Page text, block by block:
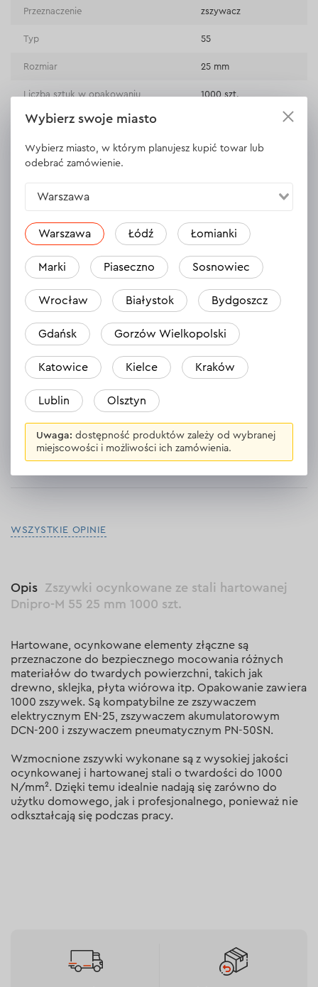
Przeznaczenie zszywacz
Typ 55
Rozmiar 25 mm
Liczba sztuk w opakowaniu 1000 szt.
Materiał
Twardość
WYŚWIETL DANE TECHNICZNE
Opinie 1
Doskonała obsługa, profesjonalne doradztwo i skutecznie
udanym zakupem!!!
Odpowiedź 1 odpowiedź
WSZYSTKIE OPINIE
Opis
Zszywki ocynkowane ze stali hartowanej
Dnipro-M 55 25 mm 1000 szt.
Hartowane, ocynkowane elementy złączne są
przeznaczone do bezpiecznego mocowania różnych
materiałów do twardych powierzchni, takich jak
drewno, sklejka, płyta wiórowa itp. Opakowanie zawiera
1000 zszywek. Są kompatybilne ze zszywaczem
elektrycznym EN-25, zszywaczem akumulatorowym
DCN-200 i zszywaczem pneumatycznym PN-50SN.
Wzmocnione zszywki wykonane są z wysokiej jakości
ocynkowanej i hartowanej stali o twardości do 1000
N/mm². Dzięki temu idealnie nadają się zarówno do
użytku domowego, jak i profesjonalnego, ponieważ nie
odkształcają się podczas pracy.
Wybierz swoje miasto
Wybierz miasto, w którym planujesz kupić towar lub
odebrać zamówienie.
Warszawa
Warszawa Łódź Łomianki
Marki Piaseczno Sosnowiec
Wrocław Białystok Bydgoszcz
Gdańsk Gorzów Wielkopolski
Katowice Kielce Kraków
Lublin Olsztyn
Uwaga: dostępność produktów zależy od wybranej
miejscowości i możliwości ich zamówienia.